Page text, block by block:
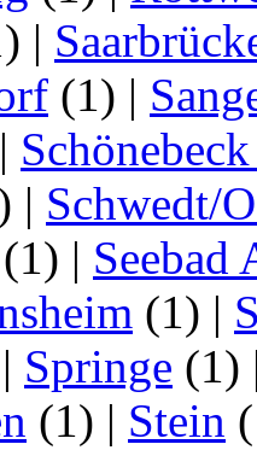
|
(1) |
|
| Schwedt/
(1) | Seebad
(1) |
| Springe (1)
(1) | Stein